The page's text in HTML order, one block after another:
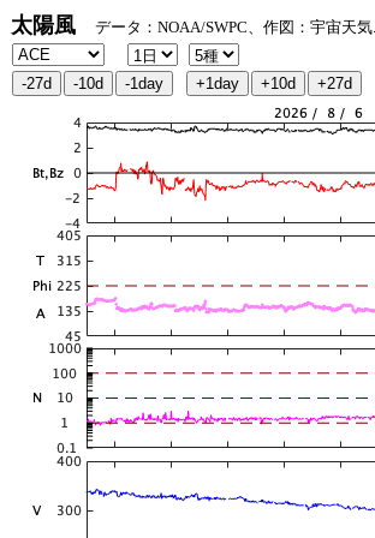
太陽風 データ：NOAA/SWPC、作図：宇宙天